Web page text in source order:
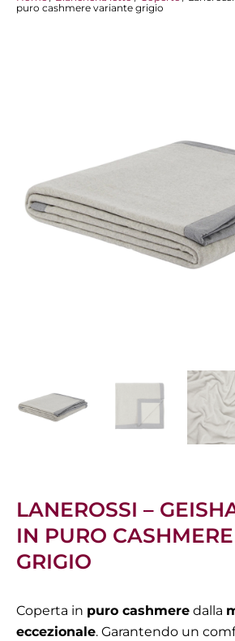
puro cashmere variante grigio
LANEROSSI –
IN PURO
GRIGIO
Coperta in puro cashmere dalla
eccezionale. Garantendo un